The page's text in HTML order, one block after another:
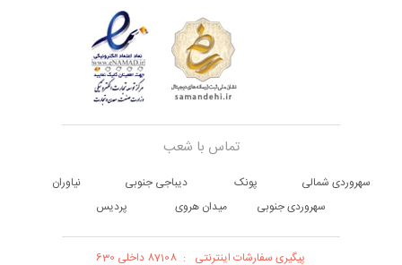
تماس با شعب
سهروردی شمالی پونک دیباجی جنوبی
نیاوران
سهروردی جنوبی
میدان هروی پردیس
پیگیری سفارشات اینترنتی : 87108 داخلی 630